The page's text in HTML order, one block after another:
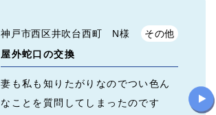
神戸市西区井吹台西町 N様
その他
屋外蛇口の交換
妻も私も知りたがりなのでつい色ん
なことを質問してしまったのです